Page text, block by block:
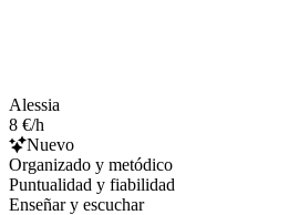
Alessia
8 €/h
Nuevo
Organizado y metódico
Puntualidad y fiabilidad
Enseñar y escuchar